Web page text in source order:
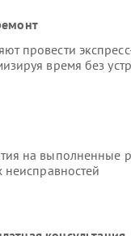
провести
время без
на выполненные